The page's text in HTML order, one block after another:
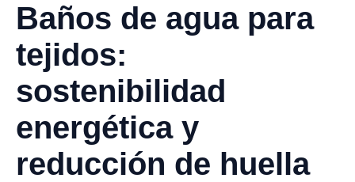
Baños de agua para
tejidos:
sostenibilidad
energética y
reducción de huella